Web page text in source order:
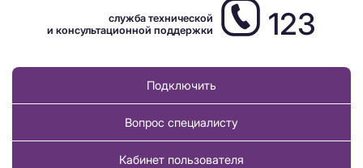
служба технической
и консультационной поддержки
123
Подключить
Вопрос специалисту
Кабинет пользователя